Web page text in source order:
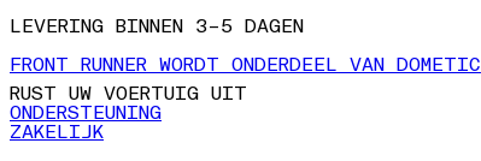
LEVERING BINNEN 3–5 DAGEN
FRONT RUNNER WORDT ONDERDEEL VAN DOMETIC
RUST UW VOERTUIG UIT
ONDERSTEUNING
ZAKELIJK